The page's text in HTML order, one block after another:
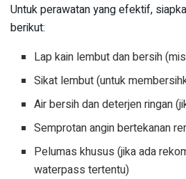
Untuk perawatan yang efektif,
berikut:
Lap kain lembut dan bersih
Sikat lembut (untuk
Air bersih dan deterjen ringan
Semprotan angin bertekanan
Pelumas khusus (jika ada
waterpass tertentu)